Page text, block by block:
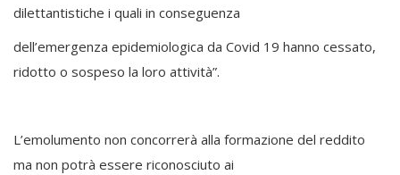
dilettantistiche i quali in conseguenza
dell’emergenza epidemiologica da Covid 19 hanno cessato,
ridotto o sospeso la loro attività”.
L’emolumento non concorrerà alla formazione del reddito
ma non potrà essere riconosciuto ai